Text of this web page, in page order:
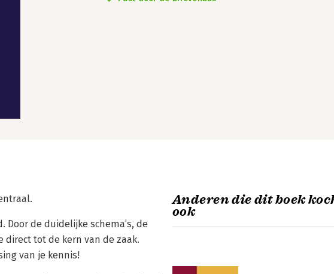
Door de duidelijke schema’s, de
direct tot de kern van de zaak.
van je kennis!
Anderen die dit boek
ook